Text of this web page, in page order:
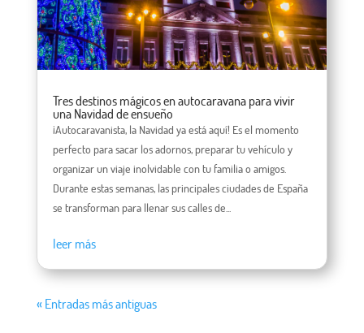
Tres destinos mágicos en autocaravana para vivir
una Navidad de ensueño
¡Autocaravanista, la Navidad ya está aquí! Es el momento
perfecto para sacar los adornos, preparar tu vehículo y
organizar un viaje inolvidable con tu familia o amigos.
Durante estas semanas, las principales ciudades de España
se transforman para llenar sus calles de...
leer más
« Entradas más antiguas